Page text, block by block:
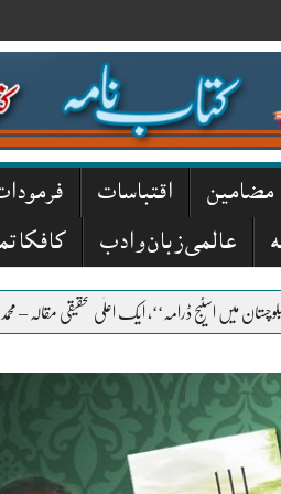
مضامین اقتباسات
عالمی زبان و ادب کافکا
ایک اعلٰی تحقیقی مقالہ – محمد اکبر خان اکبر